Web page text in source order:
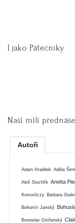
I jako Pátečníky
Naši milí
Autoři
Adam Hradilek Adéla
Aleš Stuchlík Anetta
Komoróczy Barbara
Bohumír Janský
Bronislav Ostřanský